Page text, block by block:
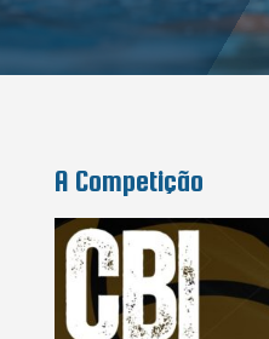
A Competição